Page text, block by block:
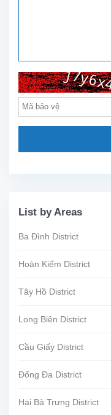
List by Areas
Ba Đình District
Hoàn Kiếm District
Tây Hồ District
Long Biên District
Cầu Giấy District
Đống Đa District
Hai Bà Trưng District